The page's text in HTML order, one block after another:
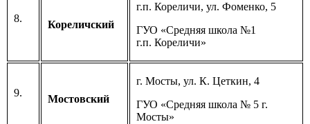
8.
Кореличский
г.п. Кореличи, ул. Фоменко, 5
ГУО «Средняя школа №1
г.п. Кореличи»
9.
Мостовский
г. Мосты, ул. К. Цеткин, 4
ГУО «Средняя школа № 5 г.
Мосты»